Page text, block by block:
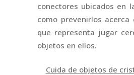
conectores ubicados en
como prevenirlos acerca
que representa jugar
objetos en ellos.
Cuida de objetos de